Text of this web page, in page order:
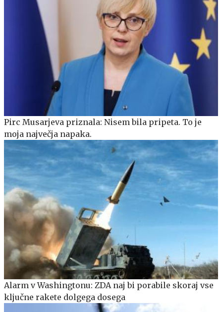
Pirc Musarjeva priznala: Nisem bila pripeta. To je
moja največja napaka.
Alarm v Washingtonu: ZDA naj bi porabile skoraj vse
ključne rakete dolgega dosega